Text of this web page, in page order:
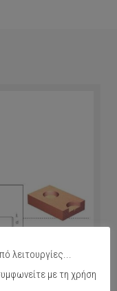
λειτουργίες...
με τη χρήση